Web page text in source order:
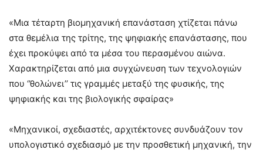
«Μια τέταρτη βιομηχανική επανάσταση χτίζεται πάνω
στα θεμέλια της τρίτης, της ψηφιακής επανάστασης, που
έχει προκύψει από τα μέσα του περασμένου αιώνα.
Χαρακτηρίζεται από μια συγχώνευση των τεχνολογιών
που ‘’θολώνει’’ τις γραμμές μεταξύ της φυσικής, της
ψηφιακής και της βιολογικής σφαίρας»
«Μηχανικοί, σχεδιαστές, αρχιτέκτονες συνδυάζουν τον
υπολογιστικό σχεδιασμό με την προσθετική μηχανική, την